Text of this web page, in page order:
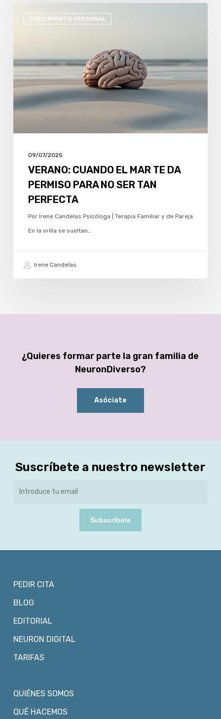
CRECIMIENTO PERSONAL
CUANDO
TE
DA
PERMISO
PARA
PERFECTA
09/07/2025
VERANO: CUANDO EL MAR TE DA
PERMISO PARA NO SER TAN
PERFECTA
Por Irene Candelas Psicóloga | Terapia Familiar y de Pareja
En la orilla se sueltan…
Irene Candelas
¿Quieres formar parte la gran familia de
NeuronDiverso?
Asóciate
Suscríbete a nuestro newsletter
Subscríbete
PEDIR CITA
BLOG
EDITORIAL
NEURON DIGITAL
TARIFAS
QUIÉNES SOMOS
QUÉ HACEMOS